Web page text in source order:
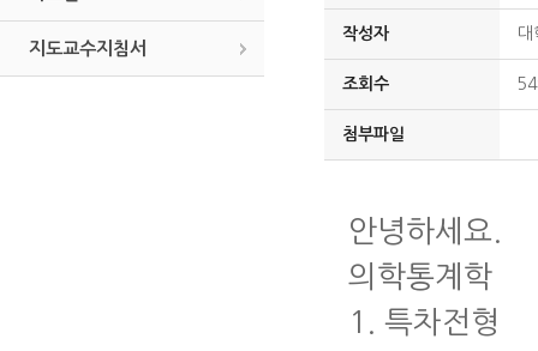
지도교수지침서
작성자 대
조회수
첨부파일
안녕하세요.
의학통계학
1. 특차전형